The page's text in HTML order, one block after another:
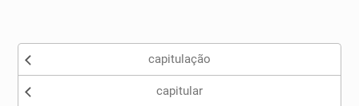
Nenhum dos sinônimos apresentados me ajudou
capitulação
capitular